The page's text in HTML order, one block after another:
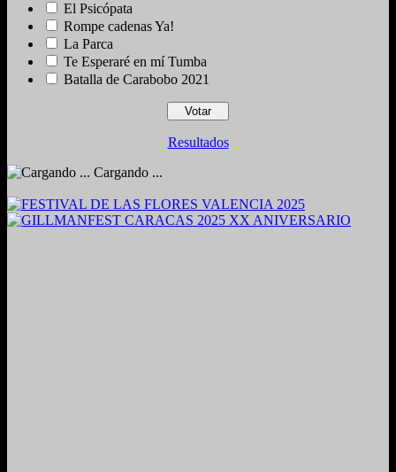
El Psicópata
Rompe cadenas Ya!
La Parca
Te Esperaré en mí Tumba
Batalla de Carabobo 2021
Resultados
Cargando ...